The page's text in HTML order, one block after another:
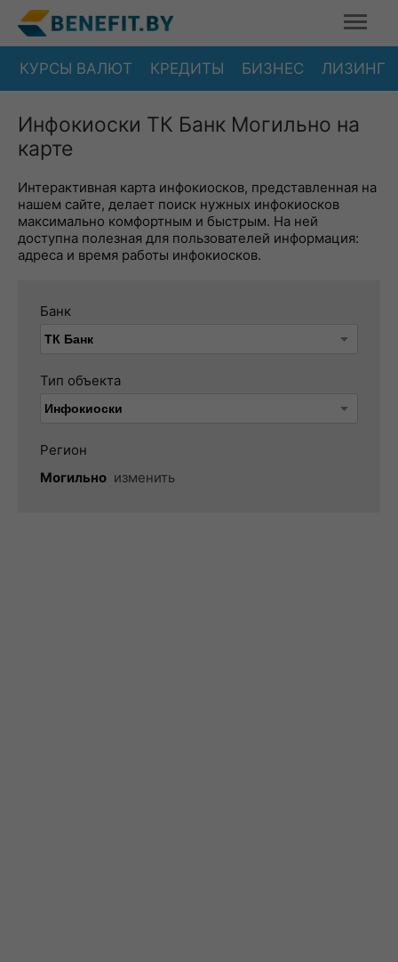
КУРСЫ ВАЛЮТ КРЕДИТЫ БИЗНЕС ЛИЗИНГ
Инфокиоски ТК Банк Могильно на
карте
Интерактивная карта инфокиосков, представленная на
нашем сайте, делает поиск нужных инфокиосков
максимально комфортным и быстрым. На ней
доступна полезная для пользователей информация:
адреса и время работы инфокиосков.
Банк
Тип объекта
Регион
Могильно изменить